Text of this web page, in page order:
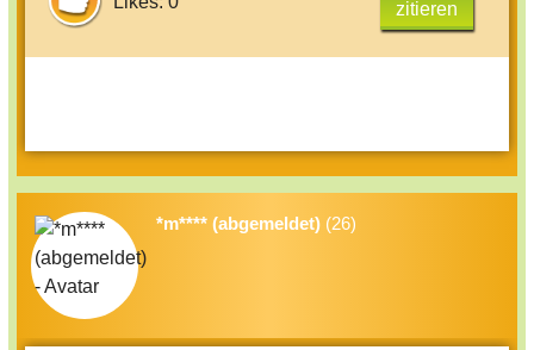
zitieren
*m**** (abgemeldet) (26)